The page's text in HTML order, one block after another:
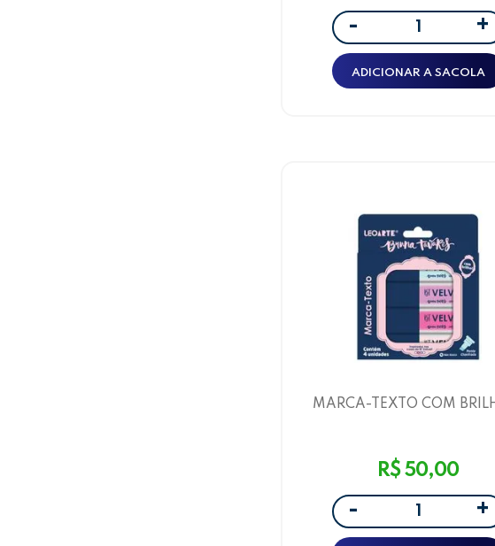
- +
ADICIONAR A SACOLA
MARCA-TEXTO COM
R$ 50,00
- +